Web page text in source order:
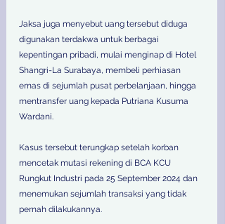
Jaksa juga menyebut uang tersebut diduga
digunakan terdakwa untuk berbagai
kepentingan pribadi, mulai menginap di Hotel
Shangri-La Surabaya, membeli perhiasan
emas di sejumlah pusat perbelanjaan, hingga
mentransfer uang kepada Putriana Kusuma
Wardani.
Kasus tersebut terungkap setelah korban
mencetak mutasi rekening di BCA KCU
Rungkut Industri pada 25 September 2024 dan
menemukan sejumlah transaksi yang tidak
pernah dilakukannya.